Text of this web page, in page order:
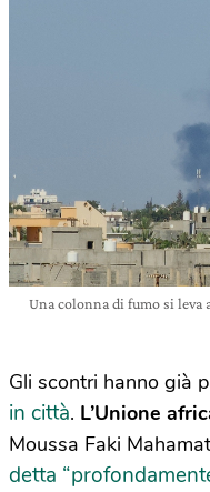
Una colonna di fumo si
Gli scontri hanno già
in città. L’Unione
Moussa Faki
detta